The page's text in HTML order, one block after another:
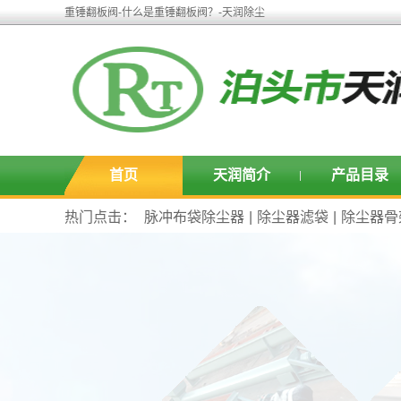
重锤翻板阀-什么是重锤翻板阀？-天润除尘
首页 天润简介 产品目录
热门点击： 脉冲布袋除尘器 除尘器滤袋 除尘器